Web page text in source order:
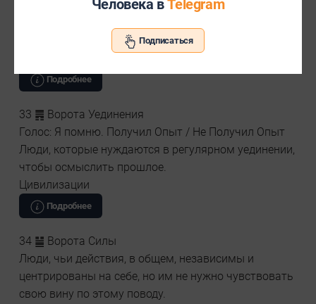
Страх Неудачи
ценности чего-либо и кого-либо.
Подробнее
33 ䷠ Ворота Уединения
Голос: Я помню. Получил Опыт / Не Получил Опыт
Люди, которые нуждаются в регулярном уединении,
чтобы осмыслить прошлое.
Цивилизации
Подробнее
34 ䷡ Ворота Силы
Люди, чьи действия, в общем, независимы и
центрированы на себе, но им не нужно чувствовать
свою вину по этому поводу.
Человека вTelegram
Подписаться